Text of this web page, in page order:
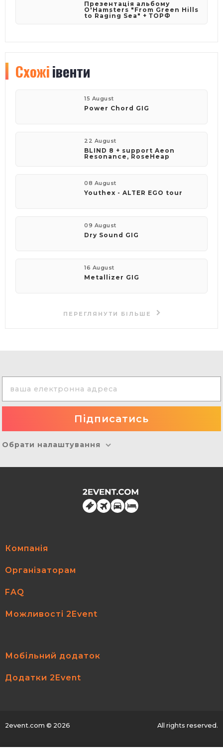
Презентація альбому
O'Hamsters "From Green Hills
to Raging Sea" + ТОРФ
Схожіівенти
15 August
Power Chord GIG
22 August
BLIND 8 + support Aeon
Resonance, RoseHeap
08 August
Youthex - ALTER EGO tour
09 August
Dry Sound GIG
16 August
Metallizer GIG
ПЕРЕГЛЯНУТИ БІЛЬШЕ
Обрати налаштування
Компанія
Організаторам
FAQ
Можливості 2Event
Мобільний додаток
Додатки 2Event
2event.com © 2026 All rights reserved.